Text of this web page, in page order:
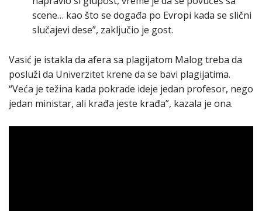
scene… kao što se događa po Evropi kada se slični
slučajevi dese”, zaključio je gost.
Vasić je istakla da afera sa plagijatom Malog treba da
posluži da Univerzitet krene da se bavi plagijatima.
“Veća je težina kada pokrade ideje jedan profesor, nego
jedan ministar, ali krađa jeste krađa”, kazala je ona.